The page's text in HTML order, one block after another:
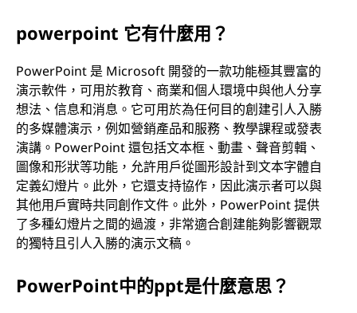
powerpoint 它有什麼用？
PowerPoint 是 Microsoft 開發的一款功能極其豐富的
演示軟件，可用於教育、商業和個人環境中與他人分享
想法、信息和消息。它可用於為任何目的創建引人入勝
的多媒體演示，例如營銷產品和服務、教學課程或發表
演講。PowerPoint 還包括文本框、動畫、聲音剪輯、
圖像和形狀等功能，允許用戶從圖形設計到文本字體自
定義幻燈片。此外，它還支持協作，因此演示者可以與
其他用戶實時共同創作文件。此外，PowerPoint 提供
了多種幻燈片之間的過渡，非常適合創建能夠影響觀眾
的獨特且引人入勝的演示文稿。
PowerPoint中的ppt是什麼意思？